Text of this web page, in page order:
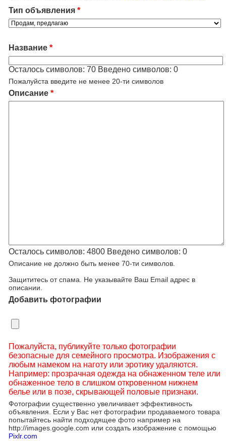
Тип объявления *
Название *
Осталось символов: 70 Введено символов: 0
Пожалуйста введите не менее 20-ти символов
Описание *
Осталось символов: 4800 Введено символов: 0
Описание не должно быть менее 70-ти символов.
Защититесь от спама. Не указывайте Ваш Email адрес в
описании.
Добавить фотографии
Пожалуйста, публикуйте только фотографии
безопасные для семейного просмотра. Изображения с
любым намеком на наготу или эротику удаляются.
Например: прозрачная одежда на обнаженном теле или
обнаженное тело в слишком откровенном нижнем
белье или в позе, скрывающей половые признаки.
Фотографии существенно увеличивает эффективность
объявления. Если у Вас нет фотографии продаваемого товара
попытайтесь найти подходящее фото например на
http://images.google.com или создать изображение с помощью
Pixlr.com